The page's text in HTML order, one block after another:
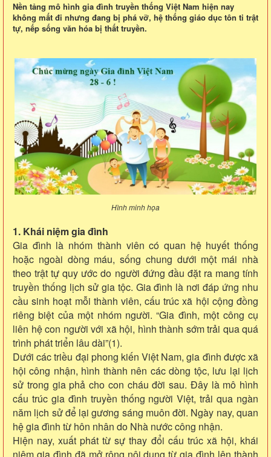
Nền tảng mô hình gia đình truyền thống Việt Nam hiện nay
không mất đi nhưng đang bị phá vỡ, hệ thống giáo dục tôn ti trật
tự, nếp sống văn hóa bị thất truyền.
Hình minh họa
1. Khái niệm gia đình
Gia đình là nhóm thành viên có quan hệ huyết thống
hoặc ngoài dòng máu, sống chung dưới một mái nhà
theo trật tự quy ước do người đứng đầu đặt ra mang tính
truyền thống lịch sử gia tộc. Gia đình là nơi đáp ứng nhu
cầu sinh hoạt mỗi thành viên, cấu trúc xã hội cộng đồng
riêng biệt của một nhóm người. “Gia đình, một công cụ
liên hệ con người với xã hội, hình thành sớm trải qua quá
trình phát triển lâu dài”(1).
Dưới các triều đại phong kiến Việt Nam, gia đình được xã
hội công nhận, hình thành nên các dòng tộc, lưu lại lịch
sử trong gia phả cho con cháu đời sau. Đây là mô hình
cấu trúc gia đình truyền thống người Việt, trải qua ngàn
năm lịch sử để lại gương sáng muôn đời. Ngày nay, quan
hệ gia đình từ hôn nhân do Nhà nước công nhận.
Hiện nay, xuất phát từ sự thay đổi cấu trúc xã hội, khái